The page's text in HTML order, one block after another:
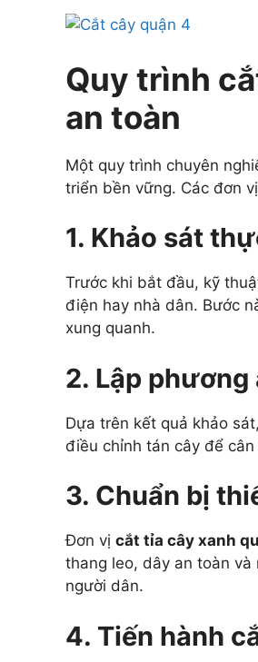
Quy trình
an toàn
Một quy trình chuyên
triển bền vững. Các đơn
1. Khảo sát
Trước khi bắt đầu, kỹ
điện hay nhà dân. Bước
xung quanh.
2. Lập phương
Dựa trên kết quả khảo
điều chỉnh tán cây để
3. Chuẩn bị
Đơn vị cắt tỉa cây xanh
thang leo, dây an toàn và
người dân.
4. Tiến hành